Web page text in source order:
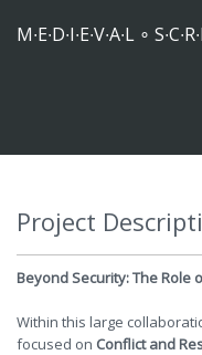
M∙E∙D∙I∙E∙V∙A∙L ∘
Project
Beyond Security: The Role
Within this large
focused on Conflict and